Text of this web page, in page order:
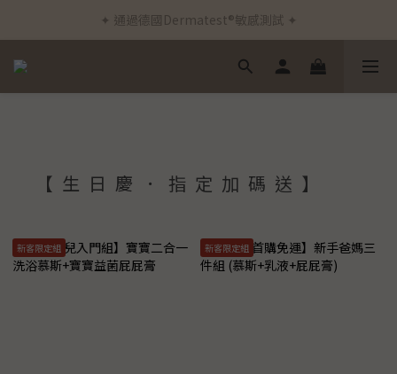
✦ 新客首筆訂單免運費 ✦
✦ 通過德國Dermatest®敏感測試 ✦
✦ 新客首筆訂單免運費 ✦
【生日慶．指定加碼送】
新客限定組 新客限定組